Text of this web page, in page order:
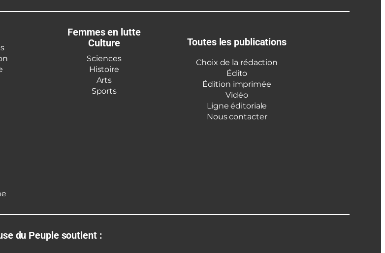
Femmes en lutte
Culture
Sciences
Histoire
Arts
Sports
Toutes les publications
Choix de la rédaction
Édito
Édition imprimée
Vidéo
Ligne éditoriale
Nous contacter
du Peuple soutient :